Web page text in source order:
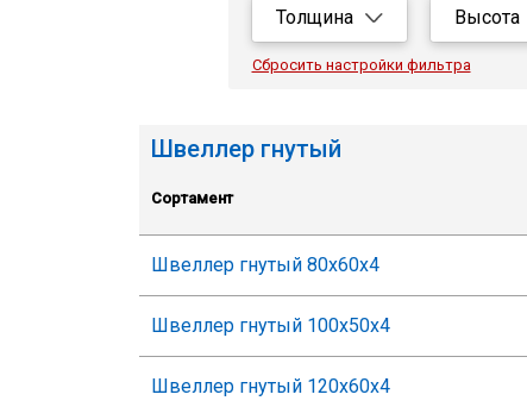
Толщина
Все
7
Высота
Все
Сбросить настройки фильтра
Швеллер гнутый
Сортамент
Швеллер гнутый 80х60х4
Швеллер гнутый 100х50х4
Швеллер гнутый 120х60х4